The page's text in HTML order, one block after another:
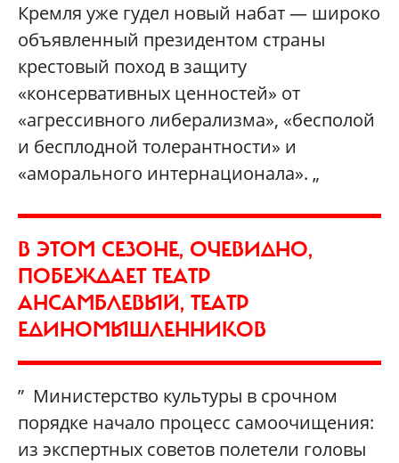
Кремля уже гудел новый набат — широко
объявленный президентом страны
крестовый поход в защиту
«консервативных ценностей» от
«агрессивного либерализма», «бесполой
и бесплодной толерантности» и
«аморального интернационала». „
В ЭТОМ СЕЗОНЕ, ОЧЕВИДНО,
ПОБЕЖДАЕТ ТЕАТР
АНСАМБЛЕВЫЙ, ТЕАТР
ЕДИНОМЫШЛЕННИКОВ
” Министерство культуры в срочном
порядке начало процесс самоочищения:
из экспертных советов полетели головы